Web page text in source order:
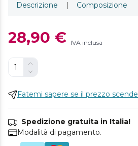
Descrizione | Composizione
28,90 € IVA inclusa
Fatemi sapere se il prezzo scende
Spedizione gratuita in Italia!
Modalità di pagamento.